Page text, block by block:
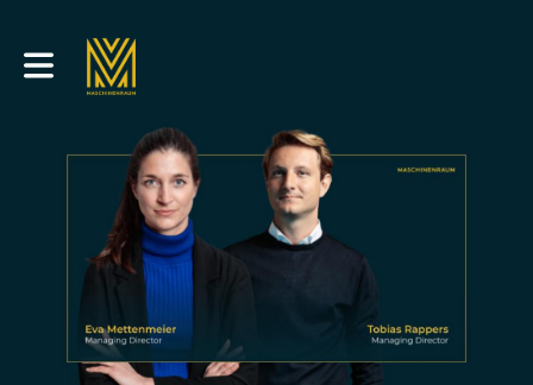
Toggle main navigation